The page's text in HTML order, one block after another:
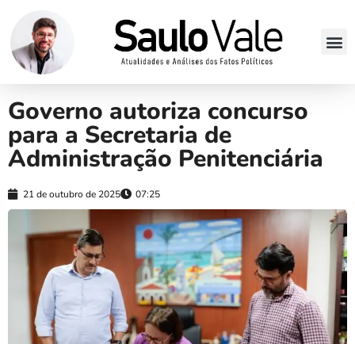
Governo autoriza concurso
para a Secretaria de
Administração Penitenciária
21 de outubro de 2025 07:25